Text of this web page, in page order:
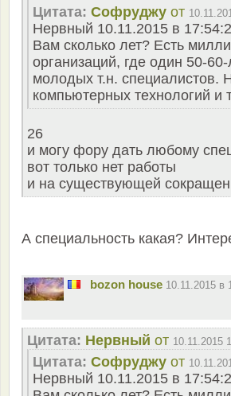
Цитата: Софруджу от
Нервный 10.11.2015 в
Вам сколько лет? Есть
организаций, где один 50-
молодых т.н. специалистов.
компьютерных технологий и
26
и могу фору дать любому
вот только нет работы
и на существующей
А специальность какая?
bozon house 10.11.2015 в
Цитата: Нервный от 10.11.2015
Цитата: Софруджу от
Нервный 10.11.2015 в